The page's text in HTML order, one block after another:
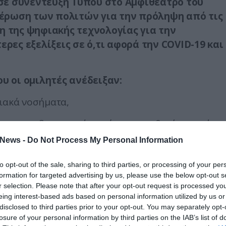
- Do Not Process My Personal Information
opt-out of the sale, sharing to third parties, or processing of your
for targeted advertising by us, please use the below opt-out
selection. Please note that after your opt-out request is processed
interest-based ads based on personal information utilized by us
to third parties prior to your opt-out. You may separately
of your personal information by third parties on the IAB’s list of
των πολιτών για την πρόληψη από τις
της ψηφιακής τεχνολογίας για την
εξελίξεις σε ό,τι αφορά την COVID-19 και
οι ομιλητές ανέδειξαν:
νοσήματα,
καρδιαγγειακής υγείας των ασθενών -εν μέσω
καλύτερη αλληλεπίδραση ασθενών και ιατρών.
δεδομένα βοηθούν όλο και
χρησιμοποιούν ψηφιακά εργαλεία και
και φροντίδατων καρδιαγγειακών